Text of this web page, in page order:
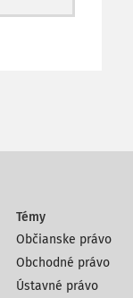
Témy
Občianske právo
Obchodné právo
Ústavné právo